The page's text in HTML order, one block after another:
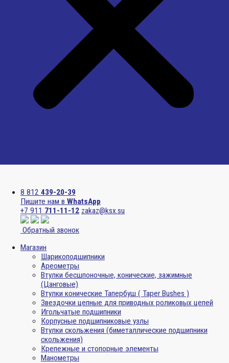
8 812 439-20-39
Пишите нам в WhatsApp
+7 911 711-11-12 zakaz@ksx.su
Обратный звонок
Магазин
Шарикоподшипники
Ареометры
Втулки бесшпоночные, конические, зажимные
(Цанговые)
Втулки конические Тапербуш ( Taper Bushes )
Звездочки цепные для приводных роликовых цепей
Игольчатые подшипники
Корпусные подшипниковые узлы
Втулки скольжения (биметаллические подшипники
скольжения)
Крепежные и стопорные элементы
Манометры